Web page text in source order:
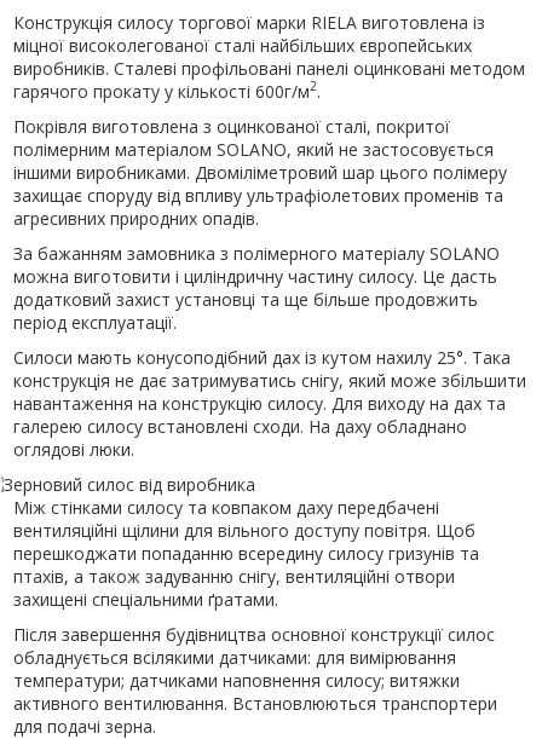
Конструкція силосу торгової марки RIELA виготовлена ​​із
міцної високолегованої сталі найбільших європейських
виробників. Сталеві профільовані панелі оцинковані методом
гарячого прокату у кількості 600г/м2.
Покрівля виготовлена ​​з оцинкованої сталі, покритої
полімерним матеріалом SOLANO, який не застосовується
іншими виробниками. Двоміліметровий шар цього полімеру
захищає споруду від впливу ультрафіолетових променів та
агресивних природних опадів.
За бажанням замовника з полімерного матеріалу SOLANO
можна виготовити і циліндричну частину силосу. Це дасть
додатковий захист установці та ще більше продовжить
період експлуатації.
Силоси мають конусоподібний дах із кутом нахилу 25°. Така
конструкція не дає затримуватись снігу, який може збільшити
навантаження на конструкцію силосу. Для виходу на дах та
галерею силосу встановлені сходи. На даху обладнано
оглядові люки.
Між стінками силосу та ковпаком даху передбачені
вентиляційні щілини для вільного доступу повітря. Щоб
перешкоджати попаданню всередину силосу гризунів та
птахів, а також задуванню снігу, вентиляційні отвори
захищені спеціальними ґратами.
Після завершення будівництва основної конструкції силос
обладнується всілякими датчиками: для вимірювання
температури; датчиками наповнення силосу; витяжки
активного вентилювання. Встановлюються транспортери
для подачі зерна.